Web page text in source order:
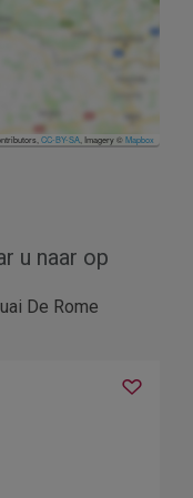
CC-BY-SA , Imagery ©Mapbox
u naar op
De Rome